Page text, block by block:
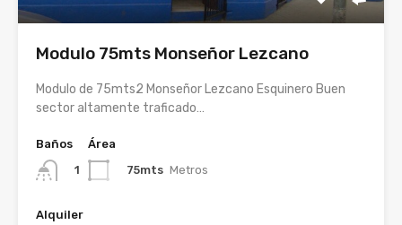
Modulo 75mts Monseñor Lezcano
Modulo de 75mts2 Monseñor Lezcano Esquinero Buen
sector altamente traficado…
Baños
1
Área
75mts Metros
Alquiler